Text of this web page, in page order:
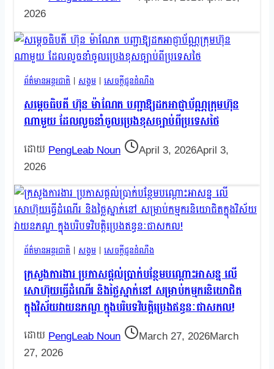
2026
ព័ត៌មានអន្តរជាតិ | សង្គម | សេចក្តីជូនដំណឹង
សម្តេចធិបតី ហ៊ុន ម៉ាណែត បញ្ជាឱ្យដកអាជ្ញាប័ណ្ណក្រុមហ៊ុន
ណាមួយ ដែលលួចនាំចូលប្រេងខុសច្បាប់ពីប្រទេសថៃ
PengLeab Noun April 3, 2026April 3,
2026
ព័ត៌មានអន្តរជាតិ | សង្គម | សេចក្តីជូនដំណឹង
ក្រសួងការងារ ប្រកាសផ្តល់ប្រាក់បន្ថែមបណ្តោះអាសន្ន លើ
សោហ៊ុយធ្វើដំណើរ និងថ្លៃស្នាក់នៅ សម្រាប់កម្មករនិយោជិត
ក្នុងវិស័យវាយនភណ្ឌ ក្នុងបរិបទវិបត្តិប្រេងឥន្ធនៈជាសកល!
PengLeab Noun March 27, 2026March
27, 2026